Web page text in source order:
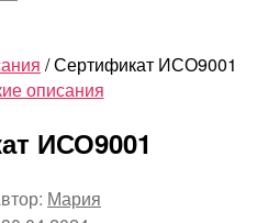
/ Сертификат ИСО9001
Рубрики
описания
ИСО9001
Мария